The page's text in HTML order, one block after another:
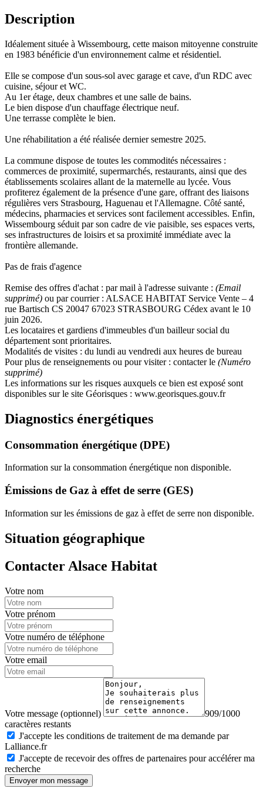
Description
Idéalement située à Wissembourg, cette maison mitoyenne construite
en 1983 bénéficie d'un environnement calme et résidentiel.
Elle se compose d'un sous-sol avec garage et cave, d'un RDC avec
cuisine, séjour et WC.
Au 1er étage, deux chambres et une salle de bains.
Le bien dispose d'un chauffage électrique neuf.
Une terrasse complète le bien.
Une réhabilitation a été réalisée dernier semestre 2025.
La commune dispose de toutes les commodités nécessaires :
commerces de proximité, supermarchés, restaurants, ainsi que des
établissements scolaires allant de la maternelle au lycée. Vous
profiterez également de la présence d'une gare, offrant des liaisons
régulières vers Strasbourg, Haguenau et l'Allemagne. Côté santé,
médecins, pharmacies et services sont facilement accessibles. Enfin,
Wissembourg séduit par son cadre de vie paisible, ses espaces verts,
ses infrastructures de loisirs et sa proximité immédiate avec la
frontière allemande.
Pas de frais d'agence
Remise des offres d'achat : par mail à l'adresse suivante : (Email
supprimé) ou par courrier : ALSACE HABITAT Service Vente – 4
rue Bartisch CS 20047 67023 STRASBOURG Cédex avant le 10
juin 2026.
Les locataires et gardiens d'immeubles d'un bailleur social du
département sont prioritaires.
Modalités de visites : du lundi au vendredi aux heures de bureau
Pour plus de renseignements ou pour visiter : contacter le (Numéro
supprimé)
Les informations sur les risques auxquels ce bien est exposé sont
disponibles sur le site Géorisques : www.georisques.gouv.fr
Diagnostics énergétiques
Consommation énergétique (DPE)
Information sur la consommation énergétique non disponible.
Émissions de Gaz à effet de serre (GES)
Information sur les émissions de gaz à effet de serre non disponible.
Situation géographique
Contacter Alsace Habitat
Votre nom
Votre prénom
Votre numéro de téléphone
Votre email
Votre message (optionnel)
909/1000
caractères restants
J'accepte les conditions de traitement de ma demande par
Lalliance.fr
J'accepte de recevoir des offres de partenaires pour accélérer ma
recherche
Envoyer mon message